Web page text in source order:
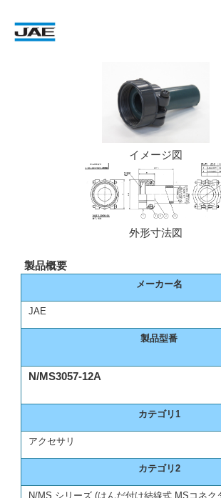
イメージ図
外形寸法図
製品概要
メーカー名
JAE
製品型番
N/MS3057-12A
カテゴリ1
アクセサリ
カテゴリ2
N/MS シリーズ (はんだ付け結線式 MSコネク